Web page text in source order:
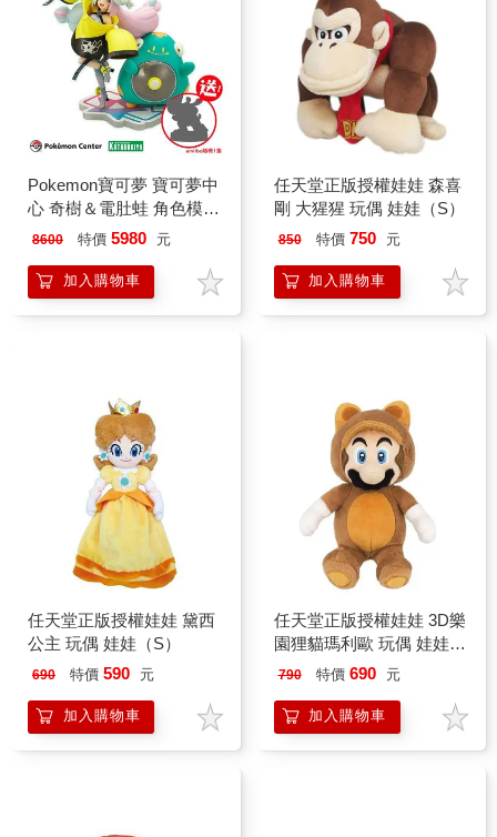
Pokemon寶可夢 寶可夢中
心 奇樹＆電肚蛙 角色模型
公仔 壽屋 朱紫（送amiibo
8600 特價 5980 元
加入購物車
任天堂正版授權娃娃 森喜
剛 大猩猩 玩偶 娃娃（S）
850 特價 750 元
加入購物車
任天堂正版授權娃娃 黛西
公主 玩偶 娃娃（S）
690 特價 590 元
加入購物車
任天堂正版授權娃娃 3D樂
園狸貓瑪利歐 玩偶 娃娃
（S）
790 特價 690 元
加入購物車